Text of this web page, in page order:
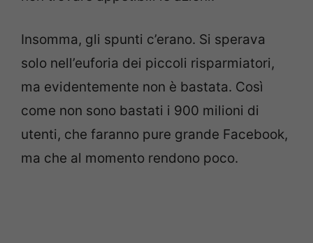
Insomma, gli spunti c’erano. Si sperava
solo nell’euforia dei piccoli risparmiatori,
ma evidentemente non è bastata. Così
come non sono bastati i 900 milioni di
utenti, che faranno pure grande Facebook,
ma che al momento rendono poco.